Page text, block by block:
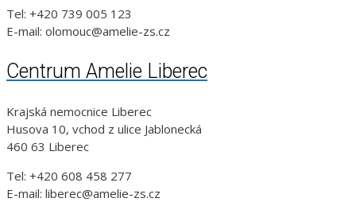
Tel: +420 739 005 123
E-mail: olomouc@amelie-zs.cz
Centrum Amelie Liberec
Krajská nemocnice Liberec
Husova 10, vchod z ulice Jablonecká
460 63 Liberec
Tel: +420 608 458 277
E-mail: liberec@amelie-zs.cz